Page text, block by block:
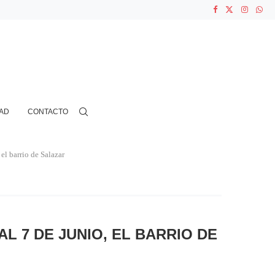
CONTACTO
barrio de Salazar
7 DE JUNIO, EL BARRIO DE